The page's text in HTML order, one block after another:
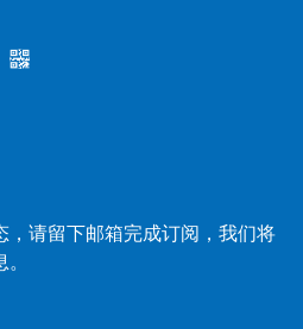

请留下邮箱完成订阅，我们将